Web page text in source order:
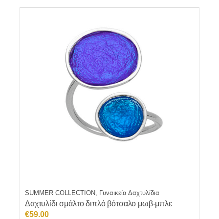
€54.40.
SUMMER COLLECTION, Γυναικεία Δαχτυλίδια
Δαχτυλίδι σμάλτο διπλό βότσαλο μωβ-μπλε
€59.00